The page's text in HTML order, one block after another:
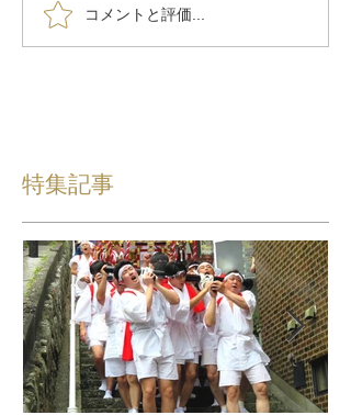
コメントと評価...
特集記事